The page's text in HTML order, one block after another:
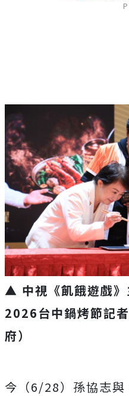
▲ 中視《飢餓遊戲》
2026台中鍋烤節記
府）
今（6/28）孫協志